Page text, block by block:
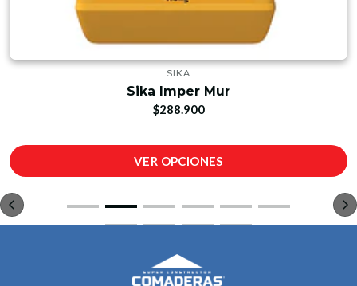
SIKA
Sika Imper Mur
$288.900
VER OPCIONES